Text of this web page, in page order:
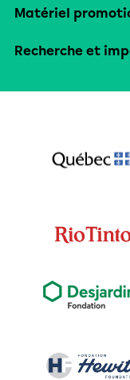
Matériel
Recherche et